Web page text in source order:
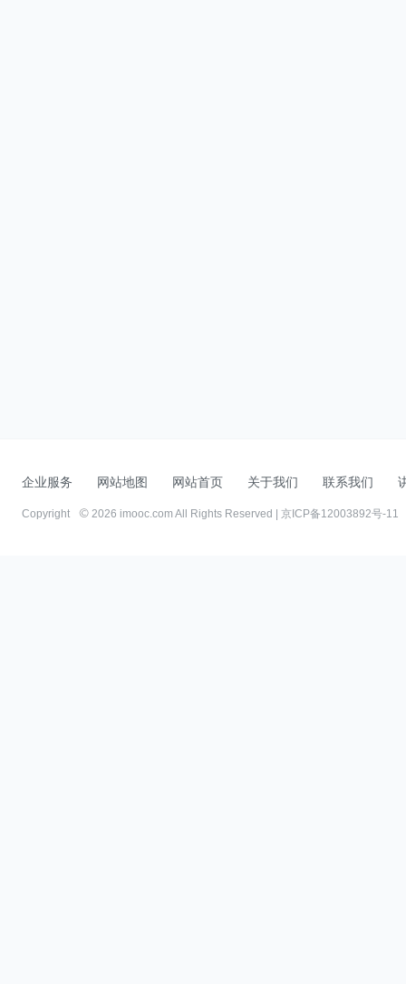
企业服务 网站地图 网站首页 关于我们 联系我们
Copyright 2026 imooc.com All Rights Reserved | 京ICP备12003892号-11